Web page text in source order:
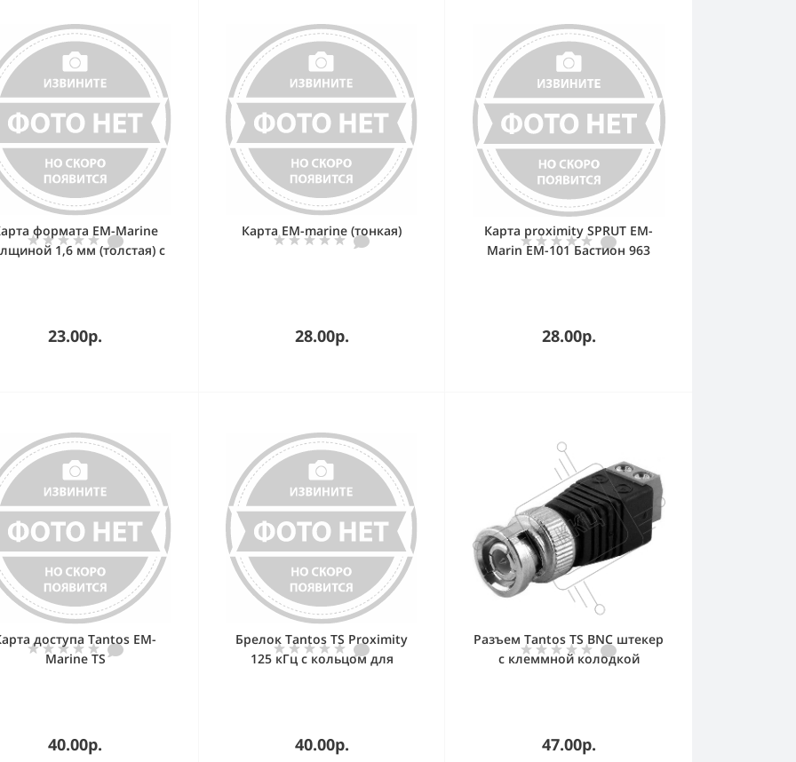
формата EM-Marine
1,6 мм (толстая) с
23.00р.
Карта EM-marine (тонкая)
28.00р.
Карта proximity SPRUT EM-
Marin EM-101 Бастион 963
28.00р.
доступа Tantos EM-
Marine TS
40.00р.
Брелок Tantos TS Proximity
125 кГц с кольцом для
40.00р.
Разъем Tantos TS BNC штекер
с клеммной колодкой
47.00р.